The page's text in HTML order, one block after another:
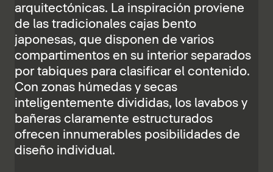
arquitectónicas. La inspiración proviene
de las tradicionales cajas bento
japonesas, que disponen de varios
compartimentos en su interior separados
por tabiques para clasificar el contenido.
Con zonas húmedas y secas
inteligentemente divididas, los lavabos y
bañeras claramente estructurados
ofrecen innumerables posibilidades de
diseño individual.